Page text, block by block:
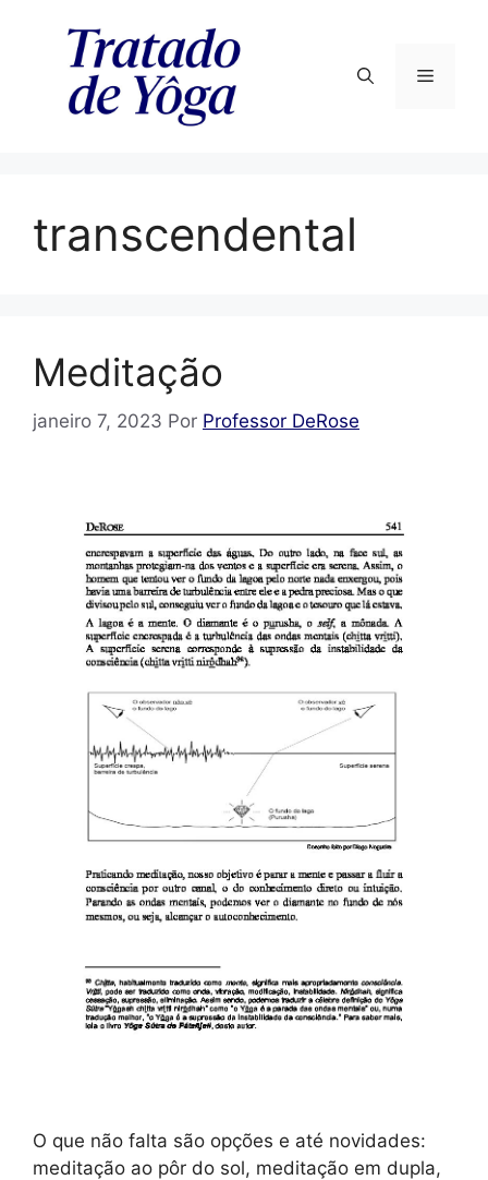
conteúdo
Menu
transcendental
Meditação
janeiro 7, 2023 Por Professor DeRose
O que não falta são opções e até novidades:
meditação ao pôr do sol, meditação em dupla,